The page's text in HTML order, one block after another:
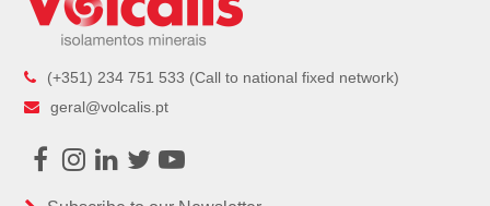
(+351) 234 751 533 (Call to national fixed network)
geral@volcalis.pt
Facebook
Instagram
LinkedIn
TwitterYoutube